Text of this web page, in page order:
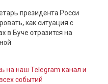
президента Росси
как ситуация с
в Буче отразится на
на наш Telegram канал и
событий